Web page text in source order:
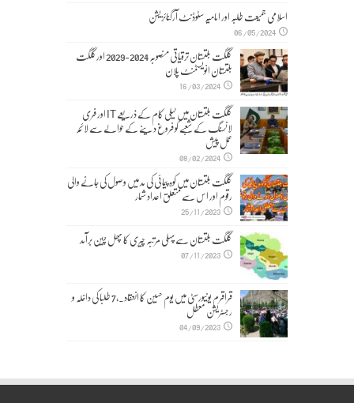
اسلامی جمیعت طلبہ اور امامیہ سٹوڈنٹ آرگنائزیشن
06/05/2024
گلگت بلتستان ترقیاتی منصوبہ 2024-2029 اورگلگت
بلتستان انویسٹمنٹ پلان
16/03/2024
گلگت بلتستان میں ٹیلی کام کے ذریعے IT اور فری
لانسنگ کے شعبے کو فروغ دینے کے حوالے سے لائحہ
عمل پیش
08/02/2024
گلگت بلتستان میں کوہ پیمائی کی مد میں وصول کی جانے والی
رقوم اور اس سے متعلق اعداد شمار
25/11/2023
گلگت بلتستان سے پہلی مرتبہ چیری کا پھل چین برآمد
07/11/2023
قراقرم یونیورسٹی میں یوم حسین کا انعقاد۔,7 طلبا کی داخلہ و
رجسٹریشن معطل
04/09/2023